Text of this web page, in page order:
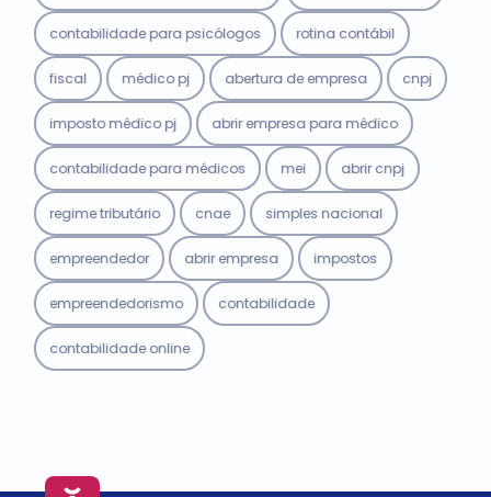
contabilidade para psicólogos rotina contábil
fiscal médico pj abertura de empresa cnpj
imposto médico pj abrir empresa para médico
contabilidade para médicos mei abrir cnpj
regime tributário cnae simples nacional
empreendedor abrir empresa impostos
empreendedorismo contabilidade
contabilidade online